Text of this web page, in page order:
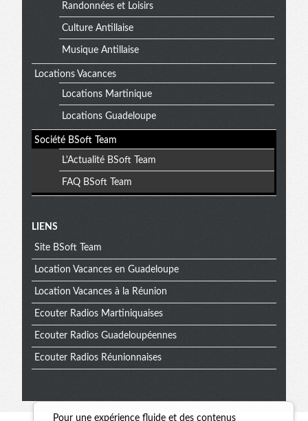
Randonnées et Loisirs
Culture Antillaise
Musique Antillaise
Locations Vacances
Locations Martinique
Locations Guadeloupe
Société BSoft Team
L'Actualité BSoft Team
FAQ BSoft Team
Menu
extra
LIENS
Site BSoft Team
Location Vacances en Guadeloupe
Location Vacances à la Réunion
Ecouter Radios Martiniquaises
Ecouter Radios Guadeloupéennes
Ecouter Radios Réunionnaises
Pour une expérience fluide et des contenus